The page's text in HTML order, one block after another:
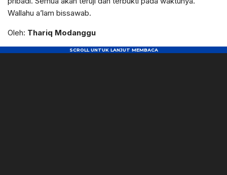
Wallahu a’lam bissawab.
Oleh: Thariq Modanggu